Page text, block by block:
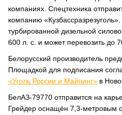
компаниях. Спецтехника
компанию
турбированной дизельной
600 л. с. и может перевозить до
Белорусский производитель
Площадкой для подписания
«Уголь России и Майнинг» в
БелАЗ-79770 отправится на
Грейдер оснащён 7,3-метровым